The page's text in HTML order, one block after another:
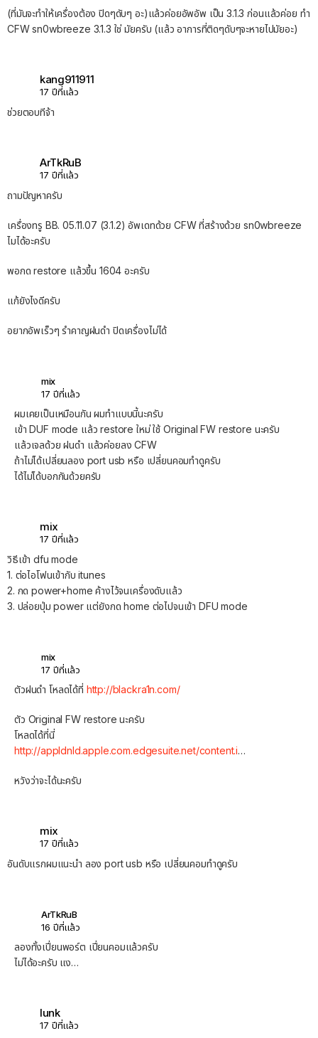
(ที่มันจะทำให้เครื่องต้อง ปิดๆดับๆ อะ)แล้วค่อยอัพอัพ เป็น 3.1.3 ก่อนแล้วค่อย ทำ
CFW sn0wbreeze 3.1.3 ใช่ มัยครับ (แล้ว อาการที่ติดๆดับๆจะหายไปมัยอะ)
kang911911
17 ปีที่แล้ว
ช่วยตอบทีจ้า
ArTkRuB
17 ปีที่แล้ว
ถามปัญหาครับ
เครื่องทรู BB. 05.11.07 (3.1.2) อัพเดทด้วย CFW ที่สร้างด้วย sn0wbreeze
ไมได้อะครับ
พอกด restore แล้วขึ้น 1604 อะครับ
แก้ยังไงดีครับ
อยากอัพเร็วๆ รำคาญฝนดำ ปิดเครื่องไม่ได้
mix
17 ปีที่แล้ว
ผมเคยเป็นเหมือนกัน ผมทำแบบนี้นะครับ
เข้า DUF mode แล้ว restore ใหม่ ใช้ Original FW restore นะครับ
แล้วเจลด้วย ฝนดำ แล้วค่อยลง CFW
ถ้าไม่ได้เปลี่ยนลอง port usb หรือ เปลี่ยนคอมทำดูครับ
ได้ไม่ได้บอกกันด้วยครับ
mix
17 ปีที่แล้ว
วิธีเข้า dfu mode
1. ต่อไอโฟนเข้ากับ itunes
2. กด power+home ค้างไว้จนเครื่องดับแล้ว
3. ปล่อยปุ่ม power แต่ยังกด home ต่อไปจนเข้า DFU mode
mix
17 ปีที่แล้ว
ตัวฝนดำ โหลดได้ที่ http://blackra1n.com/
ตัว Original FW restore นะครับ
โหลดได้ที่นี่
http://appldnld.apple.com.edgesuite.net/content.i…
หวังว่าจะได้นะครับ
mix
17 ปีที่แล้ว
อันดับแรกผมแนะนำ ลอง port usb หรือ เปลี่ยนคอมทำดูครับ
ArTkRuB
16 ปีที่แล้ว
ลองทั้งเปี่ยนพอร์ต เปี่ยนคอมแล้วครับ
ไม่ได้อะครับ แง…
lunk
17 ปีที่แล้ว